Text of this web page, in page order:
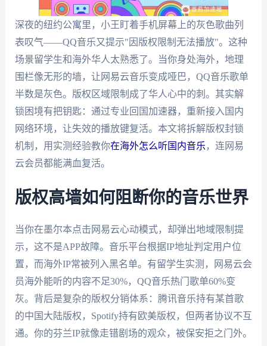
深夜的纽约公寓里，小王盯着手机屏幕上的灰色歌曲列
表叹气——QQ音乐又提示"因版权限制无法播放"。这种
场景留学生和海外华人太熟悉了。当你身处海外，地理
围栏像无形的墙，让网易云音乐变成哑巴，QQ音乐歌单
半数是灰色。版权区域限制成了华人心中的刺。其实解
锁困境有把钥匙：通过专业回国加速器，重新接入国内
网络环境，让失效的播放键复活。本文将拆解版权封锁
机制，用实测经验教你在海外怎么听国内音乐 ，连网易
云会员都能满血复活。
版权高墙如何阻断你的音乐世界
当你在墨尔本点击网易云心动模式，却弹出地域限制提
示，这不是APP故障。音乐平台根据IP地址判定用户位
置，而海外IP常被列入黑名单。有留学生实测，网易云会
员海外能听的内容不足30%，QQ音乐热门歌单60%变
灰。背后是复杂的版权分销体系：腾讯音乐持有某首歌
的中国大陆版权，Spotify持有欧美版权，但两者协议不互
通。你的芬兰IP就像走错剧场的观众，被保安拒之门外。